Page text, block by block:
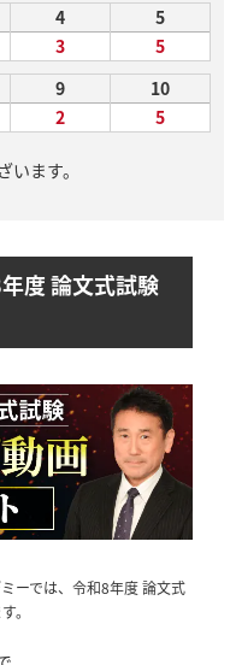
4
3
5
5
9
2
10
5
ます。
度 論文式試験
ーでは、令和8年度 論文式
。